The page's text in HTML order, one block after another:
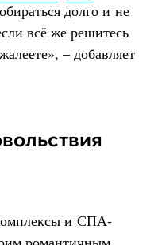
долго и не
всё же решитесь
– добавляет
и СПА-